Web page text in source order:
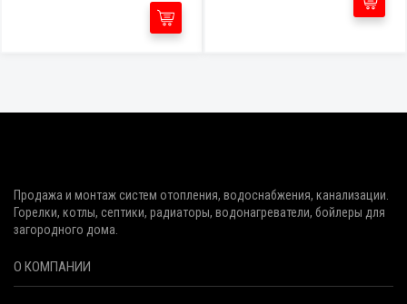
Продажа и монтаж систем отопления, водоснабжения, канализации.
Горелки, котлы, септики, радиаторы, водонагреватели, бойлеры для
загородного дома.
О КОМПАНИИ